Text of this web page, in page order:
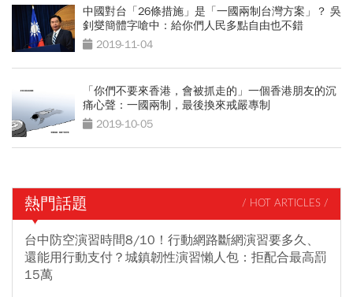
中國對台「26條措施」是「一國兩制台灣方案」？ 吳
釗燮簡體字嗆中：給你們人民多點自由也不錯
2019-11-04
「你們不要來香港，會被抓走的」一個香港朋友的沉
痛心聲：一國兩制，最後換來戒嚴專制
2019-10-05
熱門話題 / HOT ARTICLES /
台中防空演習時間8/10！行動網路斷網演習要多久、
還能用行動支付？城鎮韌性演習懶人包：拒配合最高罰
15萬